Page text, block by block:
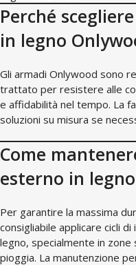
Perché
in legno
Gli armadi Onlywood sono
trattato per resistere alle
e affidabilità nel tempo. La
soluzioni su misura se
Come
esterno in legno
Per garantire la massima
consigliabile applicare cicli
legno, specialmente in
pioggia. La manutenzione